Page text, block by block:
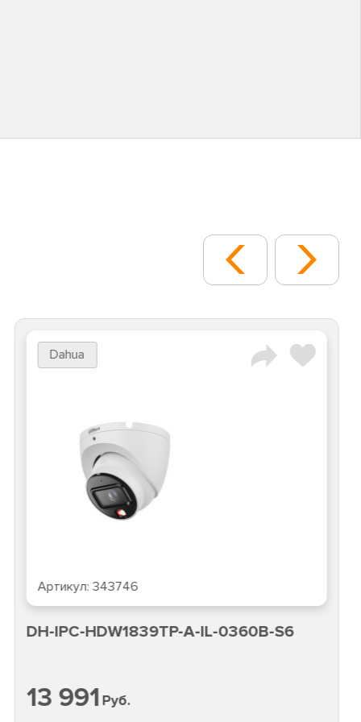
Dahua
Артикул:343746
DH-IPC-HDW1839TP-A-IL-0360B-S6
13 991Руб.